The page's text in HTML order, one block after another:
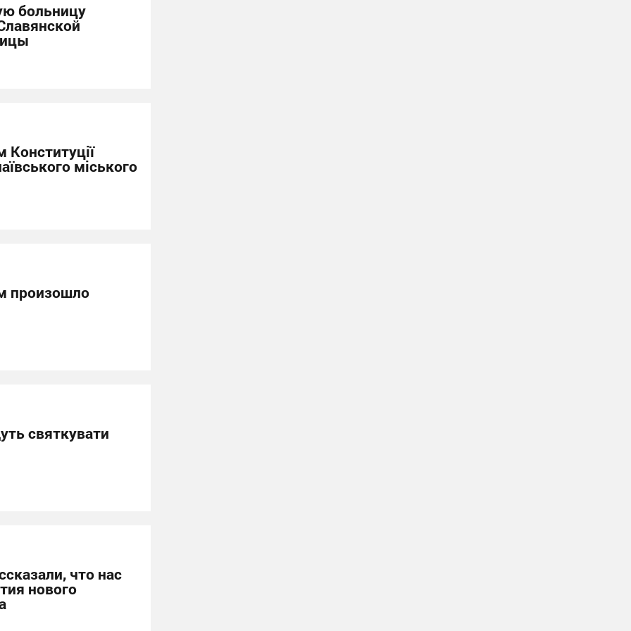
больницу
Конституції
міського
произошло
святкувати
что нас
нового